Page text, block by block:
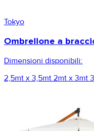
Tokyo
Ombrellone a
Dimensioni disponibili:
2,5mt x 3,5mt 2mt x 3mt